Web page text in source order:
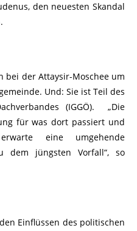
den neuesten Skandal
bei der Attaysir-Moschee um
Und: Sie ist Teil des
(IGGÖ). „Die
für was dort passiert und
eine umgehende
dem jüngsten Vorfall“, so
Einflüssen des politischen